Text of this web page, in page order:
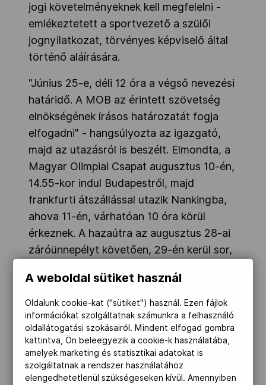
jogi követelményeknek kell megfelelni -
emlékeztetett a sportvezető a szülői
jognyilatkozat, törvényes képviselő által
történő aláírására.
"Június 25-e, déli 12 óra a végső nevezési
határidő. A MOB az érintett szövetség
elnökségének írásos határozatát fogja
elfogadni" - hangsúlyozta az igazgató,
majd az utazásról is beszélt. Elmondta, a
Magyar Olimpiai Csapat augusztus 10-én,
14.55-kor indul Budapestről, majd
frankfurti átszállással utazik Nankingba,
ahova 11-én, várhatóan 10 óra körül
érkeznek. A hazaútra az augusztus 28-ai
záróünnepélyt követően, 29-én kerül sor,
magyar fővárosban este 22 óra körül
várható.
A weboldal sütiket használ
Oldalunk cookie-kat ("sütiket") használ. Ezen fájlok
információkat szolgáltatnak számunkra a felhasználó
oldallátogatási szokásairól. Mindent elfogad gombra
kattintva, Ön beleegyezik a cookie-k használatába,
amelyek marketing és statisztikai adatokat is
szolgáltatnak a rendszer használatához
elengedhetetlenül szükségeseken kívül. Amennyiben